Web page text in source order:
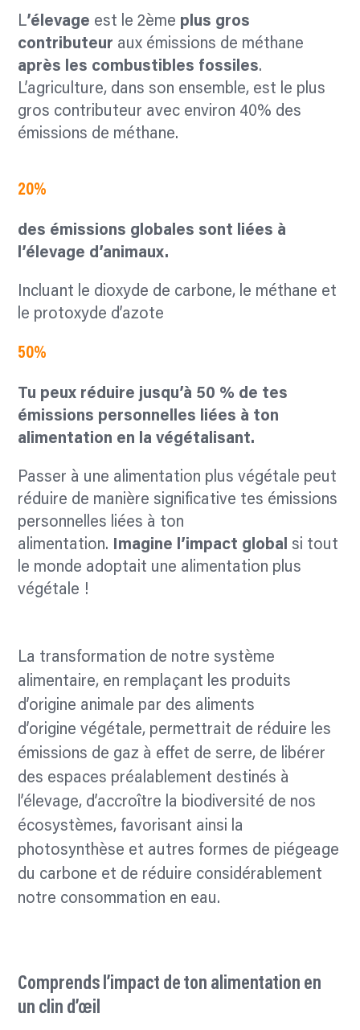
L’élevage est le 2ème plus gros
contributeur aux émissions de méthane
après les combustibles fossiles.
L’agriculture, dans son ensemble, est le plus
gros contributeur avec environ 40% des
émissions de méthane.
20%
des émissions globales sont liées à
l’élevage d’animaux.
Incluant le dioxyde de carbone, le méthane et
le protoxyde d’azote
50%
Tu peux réduire jusqu’à 50 % de tes
émissions personnelles liées à ton
alimentation en la végétalisant.
Passer à une alimentation plus végétale peut
réduire de manière significative tes émissions
personnelles liées à ton
alimentation.
Imagine l’impact global si tout
le monde adoptait une alimentation plus
végétale !
La transformation de notre système
alimentaire, en remplaçant les produits
d’origine animale par des aliments
d’origine végétale, permettrait de réduire les
émissions de gaz à effet de serre, de libérer
des espaces préalablement destinés à
l’élevage, d’accroître la biodiversité de nos
écosystèmes, favorisant ainsi la
photosynthèse et autres formes de piégeage
du carbone et de réduire considérablement
notre consommation en eau.
Comprends l’impact de ton alimentation en
un clin d’œil